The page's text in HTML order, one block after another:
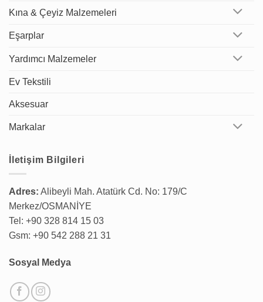
Kına & Çeyiz Malzemeleri
Eşarplar
Yardımcı Malzemeler
Ev Tekstili
Aksesuar
Markalar
İletişim Bilgileri
Adres: Alibeyli Mah. Atatürk Cd. No: 179/C
Merkez/OSMANİYE
Tel: +90 328 814 15 03
Gsm: +90 542 288 21 31
Sosyal Medya